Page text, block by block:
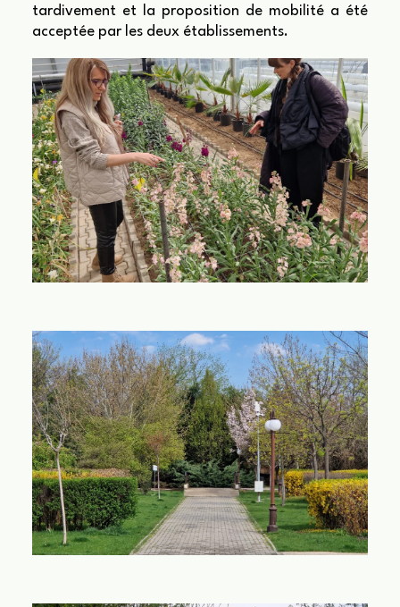
tardivement et la proposition de mobilité a été
acceptée par les deux établissements.